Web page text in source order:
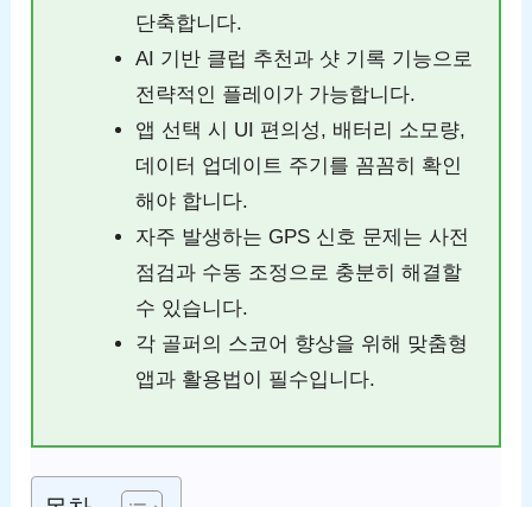
단축합니다.
AI 기반 클럽 추천과 샷 기록 기능으로
전략적인 플레이가 가능합니다.
앱 선택 시 UI 편의성, 배터리 소모량,
데이터 업데이트 주기를 꼼꼼히 확인
해야 합니다.
자주 발생하는 GPS 신호 문제는 사전
점검과 수동 조정으로 충분히 해결할
수 있습니다.
각 골퍼의 스코어 향상을 위해 맞춤형
앱과 활용법이 필수입니다.